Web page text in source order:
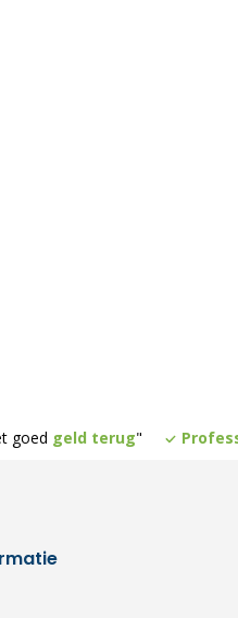
goed geld terug"